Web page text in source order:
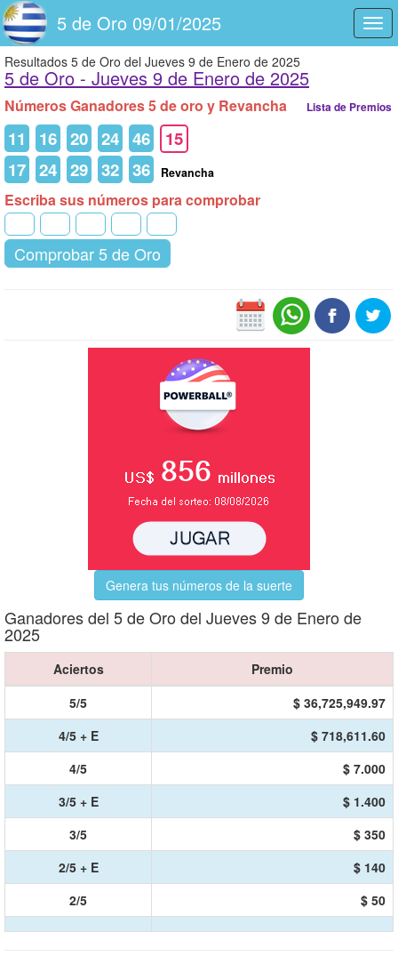
5 de Oro 09/01/2025
Resultados 5 de Oro del Jueves 9 de Enero de 2025
5 de Oro - Jueves 9 de Enero de 2025
Números Ganadores 5 de oro y Revancha Lista de Premios
11 16 20 24 46
15
17 24 29 32 36 Revancha
Escriba sus números para comprobar
Comprobar 5 de Oro
Genera tus números de la suerte
Ganadores del 5 de Oro del Jueves 9 de Enero de
2025
Aciertos
Premio
5/5
$ 36,725,949.97
4/5 + E
$ 718,611.60
4/5
$ 7.000
3/5 + E
$ 1.400
3/5
$ 350
2/5 + E
$ 140
2/5
$ 50